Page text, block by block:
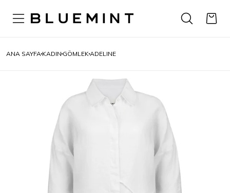
ANA SAYFA KADIN GÖMLEKADELINE